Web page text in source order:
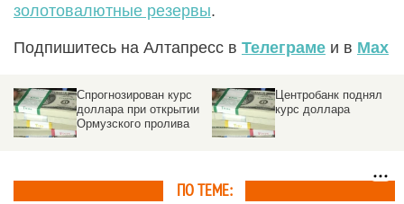
золотовалютные резервы.
Подпишитесь на Алтапресс в Телеграме и в Max
Спрогнозирован курс
доллара при открытии
Ормузского пролива
Центробанк поднял
курс доллара
ПО ТЕМЕ: